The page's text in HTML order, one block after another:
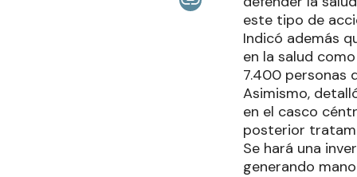
este tipo de
Indicó además
en la salud
7.400 personas
Asimismo,
en el casco
posterior
Se hará una
generando